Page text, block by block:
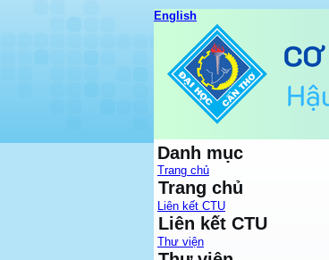
English
Danh mục
Trang chủ
Trang chủ
Liên kết CTU
Liên kết CTU
Thư viện